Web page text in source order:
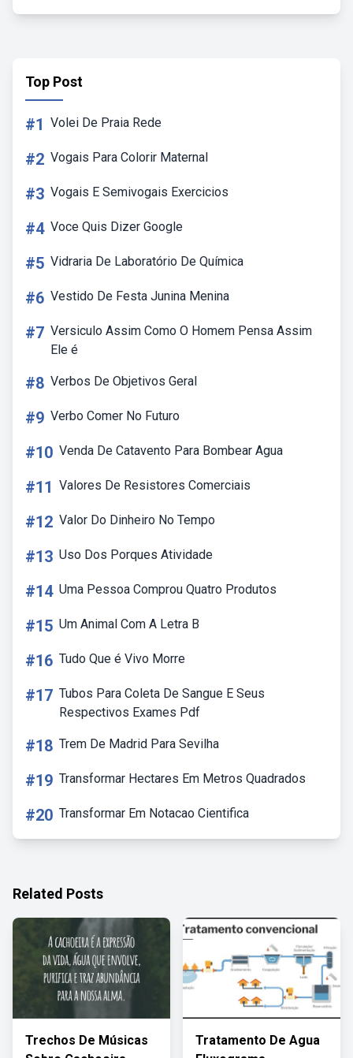
Top Post
#1 Volei De Praia Rede
#2 Vogais Para Colorir Maternal
#3 Vogais E Semivogais Exercicios
#4 Voce Quis Dizer Google
#5 Vidraria De Laboratório De Química
#6 Vestido De Festa Junina Menina
#7 Versiculo Assim Como O Homem Pensa Assim
Ele é
#8 Verbos De Objetivos Geral
#9 Verbo Comer No Futuro
#10 Venda De Catavento Para Bombear Agua
#11 Valores De Resistores Comerciais
#12 Valor Do Dinheiro No Tempo
#13 Uso Dos Porques Atividade
#14 Uma Pessoa Comprou Quatro Produtos
#15 Um Animal Com A Letra B
#16 Tudo Que é Vivo Morre
#17 Tubos Para Coleta De Sangue E Seus
Respectivos Exames Pdf
#18 Trem De Madrid Para Sevilha
#19 Transformar Hectares Em Metros Quadrados
#20 Transformar Em Notacao Cientifica
Related Posts
Trechos De Músicas
Tratamento De Agua